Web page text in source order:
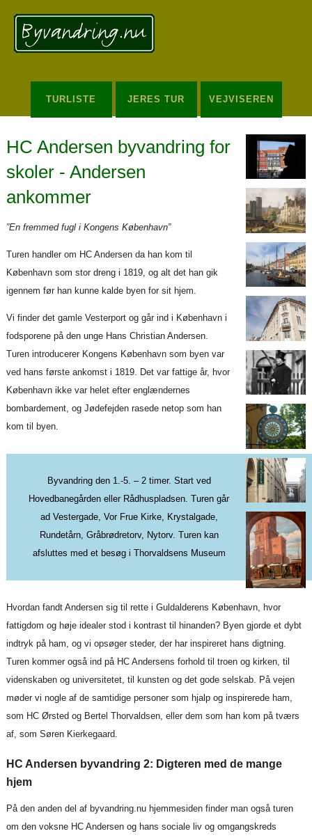
TURLISTE JERES TUR VEJVISEREN
HC Andersen byvandring for
skoler - Andersen
ankommer
”En fremmed fugl i Kongens København”
Turen handler om HC Andersen da han kom til
København som stor dreng i 1819, og alt det han gik
igennem før han kunne kalde byen for sit hjem.
Vi finder det gamle Vesterport og går ind i København i
fodsporene på den unge Hans Christian Andersen.
Turen introducerer Kongens København som byen var
ved hans første ankomst i 1819. Det var fattige år, hvor
København ikke var helet efter englændernes
bombardement, og Jødefejden rasede netop som han
kom til byen.
Byvandring den 1.-5. – 2 timer. Start ved
Hovedbanegården eller Rådhuspladsen. Turen går
ad Vestergade, Vor Frue Kirke, Krystalgade,
Rundetårn, Gråbrødretorv, Nytorv. Turen kan
afsluttes med et besøg i Thorvaldsens Museum
Hvordan fandt Andersen sig til rette i Guldalderens København, hvor
fattigdom og høje idealer stod i kontrast til hinanden? Byen gjorde et dybt
indtryk på ham, og vi opsøger steder, der har inspireret hans digtning.
Turen kommer også ind på HC Andersens forhold til troen og kirken, til
videnskaben og universitetet, til kunsten og det gode selskab. På vejen
møder vi nogle af de samtidige personer som hjalp og inspirerede ham,
som HC Ørsted og Bertel Thorvaldsen, eller dem som han kom på tværs
af, som Søren Kierkegaard.
HC Andersen byvandring 2: Digteren med de mange
hjem
På den anden del af byvandring.nu hjemmesiden finder man også turen
om den voksne HC Andersen og hans sociale liv og omgangskreds